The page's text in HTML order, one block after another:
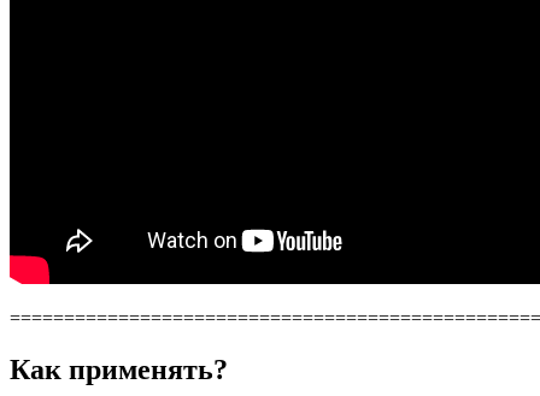
Как применять?